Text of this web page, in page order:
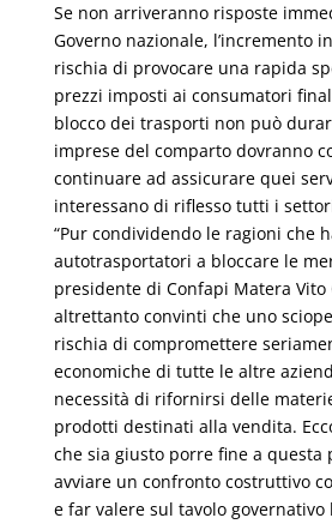
Se non arriveranno risposte
Governo nazionale, l’incremento
rischia di provocare una rapida
prezzi imposti ai consumatori
blocco dei trasporti non può
imprese del comparto dovranno
continuare ad assicurare quei
interessano di riflesso tutti i
“Pur condividendo le ragioni che
autotrasportatori a bloccare le
presidente di Confapi Matera Vito
altrettanto convinti che uno
rischia di compromettere
economiche di tutte le altre
necessità di rifornirsi delle
prodotti destinati alla vendita.
che sia giusto porre fine a questa
avviare un confronto costruttivo
e far valere sul tavolo governativo